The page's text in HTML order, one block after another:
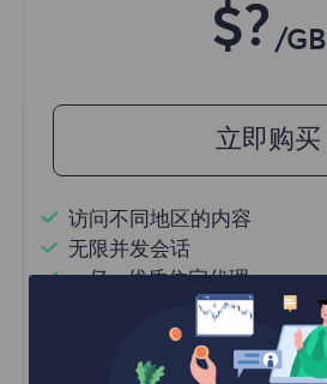
$? /GB
立即购买
访问不同地区的内容
无限并发会话
一亿+ 优质住宅代理
HTTP(S)/SOCKS5